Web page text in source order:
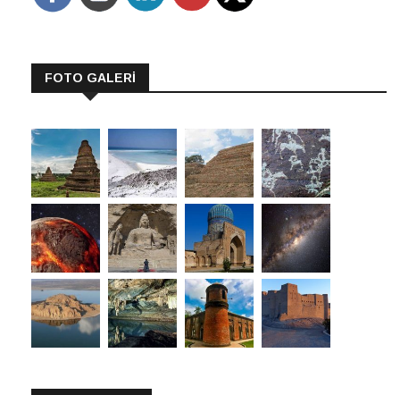
FOTO GALERİ